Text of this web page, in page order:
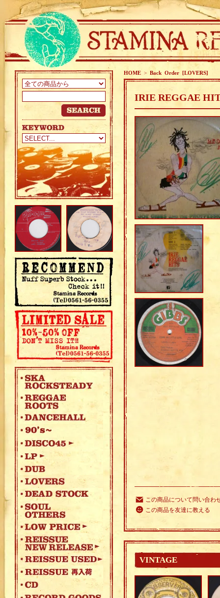
HOME > Back Order [LOVERS]
IRIE REGGAE
この商品について問い合わ
この商品を友達に教える
VINTAGE